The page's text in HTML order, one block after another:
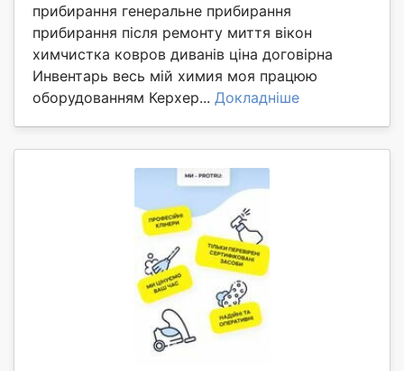
прибирання генеральне прибирання
прибирання після ремонту миття вікон
химчистка ковров диванів ціна договірна
Инвентарь весь мій химия моя працюю
оборудованням Керхер... Докладніше